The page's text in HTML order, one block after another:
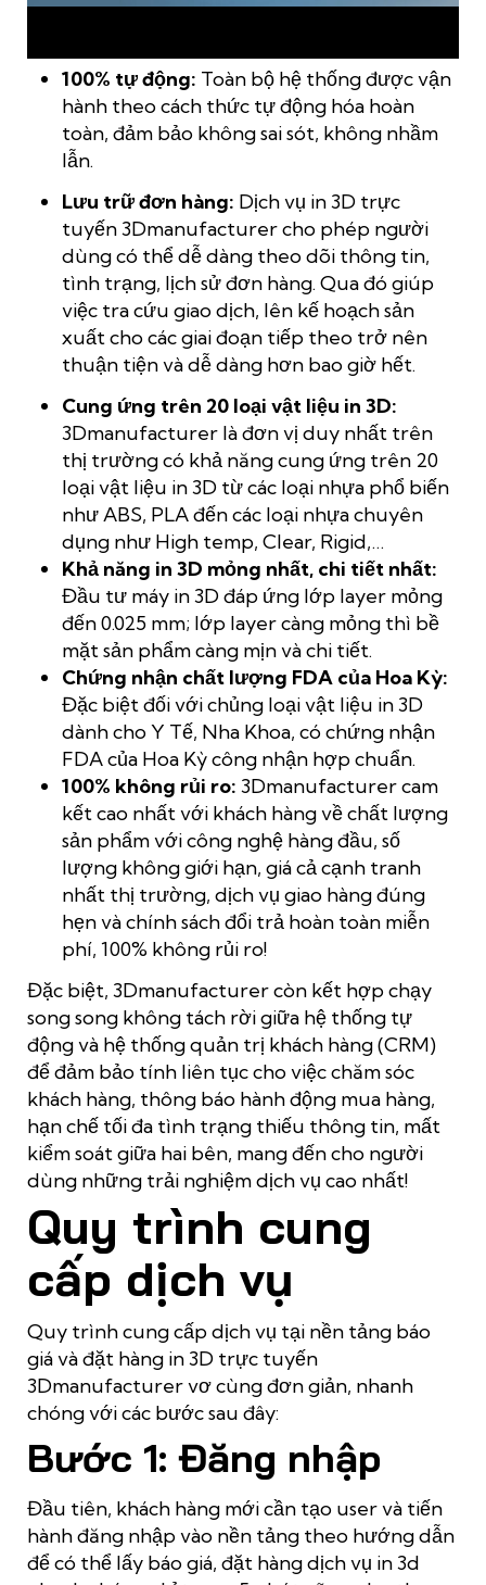
100% tự động: Toàn bộ hệ thống được vận
hành theo cách thức tự động hóa hoàn
toàn, đảm bảo không sai sót, không nhầm
lẫn.
Lưu trữ đơn hàng: Dịch vụ in 3D trực
tuyến 3Dmanufacturer cho phép người
dùng có thể dễ dàng theo dõi thông tin,
tình trạng, lịch sử đơn hàng. Qua đó giúp
việc tra cứu giao dịch, lên kế hoạch sản
xuất cho các giai đoạn tiếp theo trở nên
thuận tiện và dễ dàng hơn bao giờ hết.
Cung ứng trên 20 loại vật liệu in 3D:
3Dmanufacturer là đơn vị duy nhất trên
thị trường có khả năng cung ứng trên 20
loại vật liệu in 3D từ các loại nhựa phổ biến
như ABS, PLA đến các loại nhựa chuyên
dụng như High temp, Clear, Rigid,…
Khả năng in 3D mỏng nhất, chi tiết nhất:
Đầu tư máy in 3D đáp ứng lớp layer mỏng
đến 0.025 mm; lớp layer càng mỏng thì bề
mặt sản phẩm càng mịn và chi tiết.
Chứng nhận chất lượng FDA của Hoa Kỳ:
Đặc biệt đối với chủng loại vật liệu in 3D
dành cho Y Tế, Nha Khoa, có chứng nhận
FDA của Hoa Kỳ công nhận hợp chuẩn.
100% không rủi ro: 3Dmanufacturer cam
kết cao nhất với khách hàng về chất lượng
sản phẩm với công nghệ hàng đầu, số
lượng không giới hạn, giá cả cạnh tranh
nhất thị trường, dịch vụ giao hàng đúng
hẹn và chính sách đổi trả hoàn toàn miễn
phí, 100% không rủi ro!
Đặc biệt, 3Dmanufacturer còn kết hợp chạy
song song không tách rời giữa hệ thống tự
động và hệ thống quản trị khách hàng (CRM)
để đảm bảo tính liên tục cho việc chăm sóc
khách hàng, thông báo hành động mua hàng,
hạn chế tối đa tình trạng thiếu thông tin, mất
kiểm soát giữa hai bên, mang đến cho người
dùng những trải nghiệm dịch vụ cao nhất!
Quy trình cung
cấp dịch vụ
Quy trình cung cấp dịch vụ tại nền tảng báo
giá và đặt hàng in 3D trực tuyến
3Dmanufacturer vơ cùng đơn giản, nhanh
chóng với các bước sau đây:
Bước 1: Đăng nhập
Đầu tiên, khách hàng mới cần tạo user và tiến
hành đăng nhập vào nền tảng theo hướng dẫn
để có thể lấy báo giá, đặt hàng dịch vụ in 3d